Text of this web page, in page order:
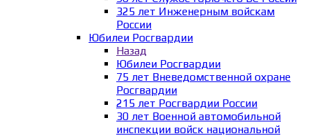
325 лет Инженерным войскам
России
Юбилеи Росгвардии
Назад
Юбилеи Росгвардии
75 лет Вневедомственной охране
Росгвардии
215 лет Росгвардии России
30 лет Военной автомобильной
инспекции войск национальной